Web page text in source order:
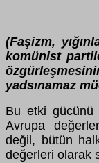
(Faşizm,
komünist
yadsınamaz
Bu etki gücünü
Avrupa
değil, bütün
değerleri olarak